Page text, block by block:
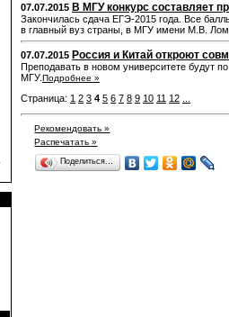
07.07.2015 В МГУ конкурс составляет
Закончилась сдача ЕГЭ-2015 года. Все
в главный вуз страны, в МГУ имени М.В.
07.07.2015 Россия и Китай откроют
Преподавать в новом университете будут
МГУ.Подробнее »
Страница: 1 2 3 4 5 6 7 8 9 10 11 12
Рекомендовать »
Распечатать »
Поделиться…